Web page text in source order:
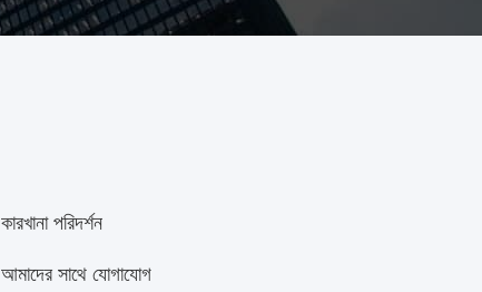
কারখানা পরিদর্শন
আমাদের সাথে যোগাযোগ